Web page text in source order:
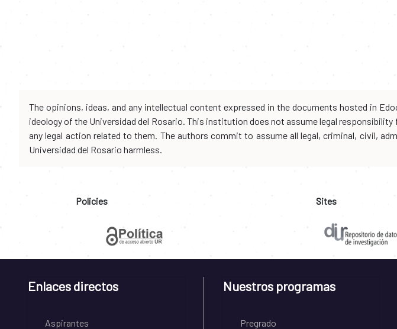
The opinions, ideas, and any intellectual content expressed in the documents hosted in
ideology of the Universidad del Rosario. This institution does not assume legal
any legal action related to them. The authors commit to assume all legal, criminal, civil,
Universidad del Rosario harmless.
Policies Sites
Enlaces directos
Aspirantes
Nuestros programas
Pregrado